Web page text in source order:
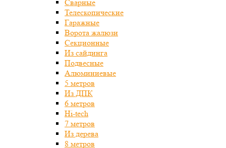
Сварные
Телескопические
Гаражные
Ворота жалюзи
Секционные
Из сайдинга
Подвесные
Алюминиевые
5 метров
Из ДПК
6 метров
Hi-tech
7 метров
Из дерева
8 метров